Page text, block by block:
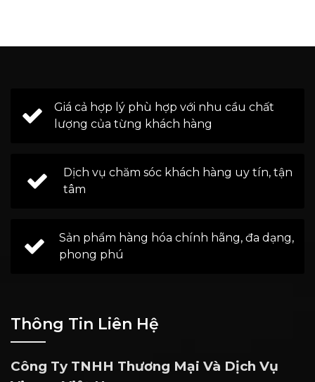
Giá cả hợp lý phù hợp với nhu cầu chất
lượng của từng khách hàng
Dịch vụ chăm sóc khách hàng uy tín, tận
tâm
Sản phẩm hàng hóa chính hãng, đa dạng,
phong phú
Thông Tin Liên Hệ
Công Ty TNHH Thương Mại Và Dịch Vụ